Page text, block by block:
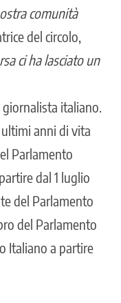
comunità
del circolo,
ci ha lasciato un
italiano.
anni di vita
Parlamento
dal 1 luglio
del Parlamento
del Parlamento
Italiano a partire